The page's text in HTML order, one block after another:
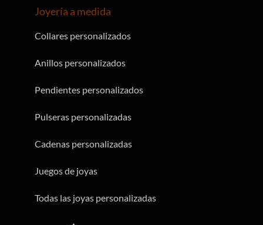
Joyería a medida
Collares personalizados
Anillos personalizados
Pendientes personalizados
Pulseras personalizadas
Cadenas personalizadas
Juegos de joyas
Todas las joyas personalizadas